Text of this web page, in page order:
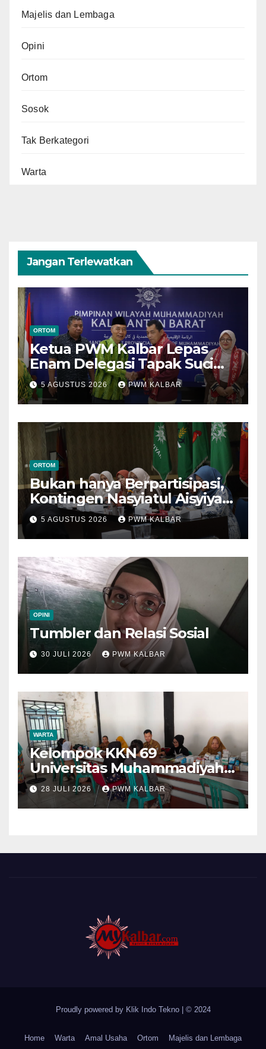
Majelis dan Lembaga
Opini
Ortom
Sosok
Tak Berkategori
Warta
Jangan Terlewatkan
ORTOM
Ketua PWM Kalbar Lepas
Enam Delegasi Tapak Suci
Menuju Muktamar XVI di
Semarang
5 AGUSTUS 2026 PWM KALBAR
ORTOM
Bukan hanya Berpartisipasi,
Kontingen Nasyiatul Aisyiyah
Kalbar Perjuangkan Program
di Muktamar XV
5 AGUSTUS 2026 PWM KALBAR
OPINI
Tumbler dan Relasi Sosial
30 JULI 2026 PWM KALBAR
WARTA
Kelompok KKN 69
Universitas Muhammadiyah
Pontianak Dibagi Dua Tim,
Cat Bangunan dan Dampingi
Pelayanan Posyandu Lansia
28 JULI 2026 PWM KALBAR
Proudly powered by Klik Indo Tekno © 2024
Home Warta Amal Usaha Ortom Majelis dan Lembaga